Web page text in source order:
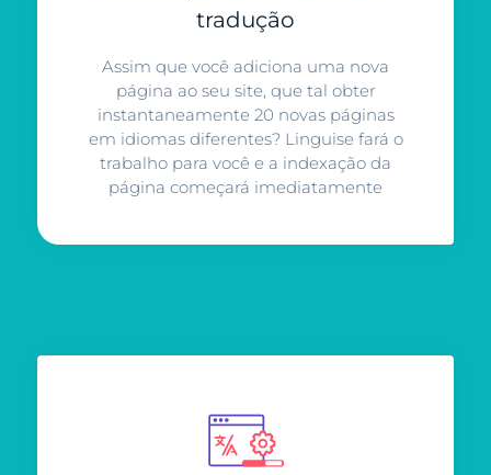
tradução
Assim que você adiciona uma nova
página ao seu site, que tal obter
instantaneamente 20 novas páginas
em idiomas diferentes? Linguise fará o
trabalho para você e a indexação da
página começará imediatamente